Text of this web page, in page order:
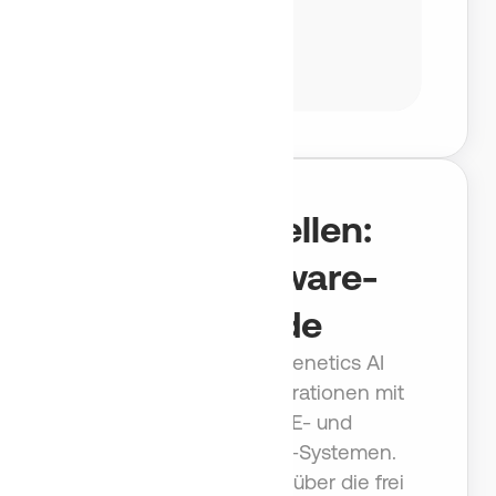
Schnittstellen:
Dein Software-
Upgrade
von Benetics AI
ermöglicht tiefe Integrationen mit
ERP‑, DMS‑, CDE‑ und
Projektmanagement‑Systemen.
Benetics AI lässt sich über die frei